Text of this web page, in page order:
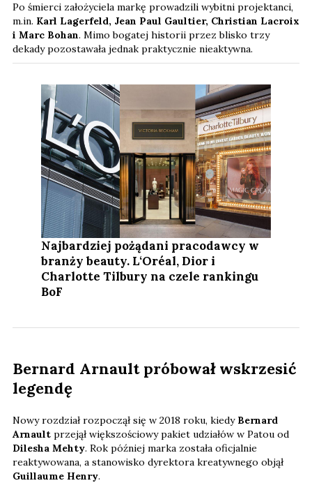
Po śmierci założyciela markę prowadzili wybitni projektanci,
m.in. Karl Lagerfeld, Jean Paul Gaultier, Christian Lacroix
i Marc Bohan. Mimo bogatej historii przez blisko trzy
dekady pozostawała jednak praktycznie nieaktywna.
Najbardziej pożądani pracodawcy w
branży beauty. L‘Oréal, Dior i
Charlotte Tilbury na czele rankingu
BoF
Bernard Arnault próbował wskrzesić
legendę
Nowy rozdział rozpoczął się w 2018 roku, kiedy Bernard
Arnault przejął większościowy pakiet udziałów w Patou od
Dilesha Mehty. Rok później marka została oficjalnie
reaktywowana, a stanowisko dyrektora kreatywnego objął
Guillaume Henry.